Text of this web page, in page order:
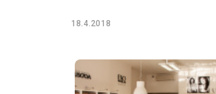
18.4.2018